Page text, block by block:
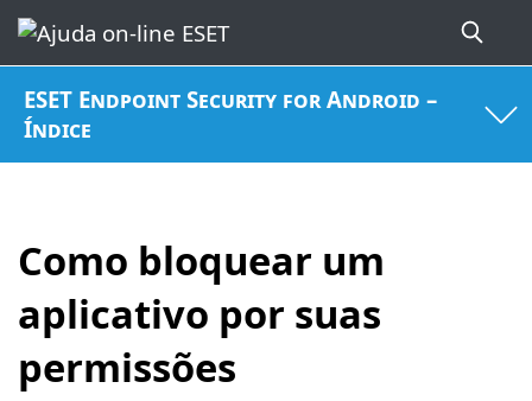
ESET Endpoint Security for Android –
Índice
Como bloquear um
aplicativo por suas
permissões